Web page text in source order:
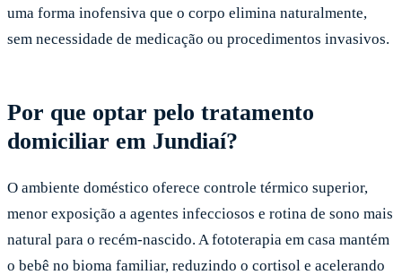
uma forma inofensiva que o corpo elimina naturalmente,
sem necessidade de medicação ou procedimentos invasivos.
Por que optar pelo tratamento
domiciliar em Jundiaí?
O ambiente doméstico oferece controle térmico superior,
menor exposição a agentes infecciosos e rotina de sono mais
natural para o recém-nascido. A fototerapia em casa mantém
o bebê no bioma familiar, reduzindo o cortisol e acelerando